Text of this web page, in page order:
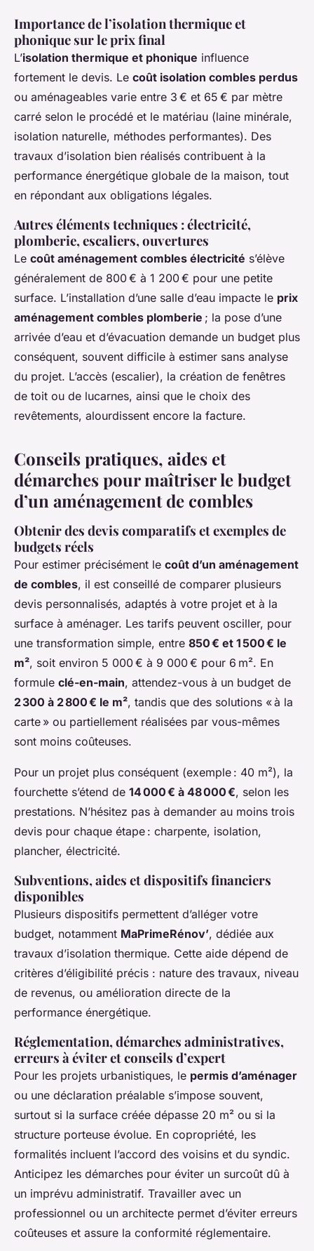
Importance de l’isolation thermique et
phonique sur le prix final
L’isolation thermique et phonique influence
fortement le devis. Le coût isolation combles perdus
ou aménageables varie entre 3 € et 65 € par mètre
carré selon le procédé et le matériau (laine minérale,
isolation naturelle, méthodes performantes). Des
travaux d’isolation bien réalisés contribuent à la
performance énergétique globale de la maison, tout
en répondant aux obligations légales.
Autres éléments techniques : électricité,
plomberie, escaliers, ouvertures
Le coût aménagement combles électricité s’élève
généralement de 800 € à 1 200 € pour une petite
surface. L’installation d’une salle d’eau impacte le prix
aménagement combles plomberie ; la pose d’une
arrivée d’eau et d’évacuation demande un budget plus
conséquent, souvent difficile à estimer sans analyse
du projet. L’accès (escalier), la création de fenêtres
de toit ou de lucarnes, ainsi que le choix des
revêtements, alourdissent encore la facture.
Conseils pratiques, aides et
démarches pour maîtriser le budget
d’un aménagement de combles
Obtenir des devis comparatifs et exemples de
budgets réels
Pour estimer précisément le coût d’un aménagement
de combles, il est conseillé de comparer plusieurs
devis personnalisés, adaptés à votre projet et à la
surface à aménager. Les tarifs peuvent osciller, pour
une transformation simple, entre 850 € et 1 500 € le
m², soit environ 5 000 € à 9 000 € pour 6 m². En
formule clé-en-main, attendez-vous à un budget de
2 300 à 2 800 € le m², tandis que des solutions « à la
carte » ou partiellement réalisées par vous-mêmes
sont moins coûteuses.
Pour un projet plus conséquent (exemple : 40 m²), la
fourchette s’étend de 14 000 € à 48 000 €, selon les
prestations. N’hésitez pas à demander au moins trois
devis pour chaque étape : charpente, isolation,
plancher, électricité.
Subventions, aides et dispositifs financiers
disponibles
Plusieurs dispositifs permettent d’alléger votre
budget, notamment MaPrimeRénov’, dédiée aux
travaux d’isolation thermique. Cette aide dépend de
critères d’éligibilité précis : nature des travaux, niveau
de revenus, ou amélioration directe de la
performance énergétique.
Réglementation, démarches administratives,
erreurs à éviter et conseils d’expert
Pour les projets urbanistiques, le permis d’aménager
ou une déclaration préalable s’impose souvent,
surtout si la surface créée dépasse 20 m² ou si la
structure porteuse évolue. En copropriété, les
formalités incluent l’accord des voisins et du syndic.
Anticipez les démarches pour éviter un surcoût dû à
un imprévu administratif. Travailler avec un
professionnel ou un architecte permet d’éviter erreurs
coûteuses et assure la conformité réglementaire.